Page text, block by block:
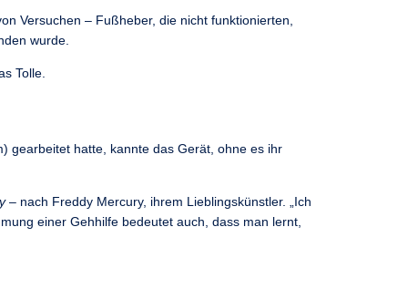
Versuchen – Fußheber, die nicht funktionierten,
wurde.
Tolle.
gearbeitet hatte, kannte das Gerät, ohne es ihr
– nach Freddy Mercury, ihrem Lieblingskünstler. „Ich
einer Gehhilfe bedeutet auch, dass man lernt,